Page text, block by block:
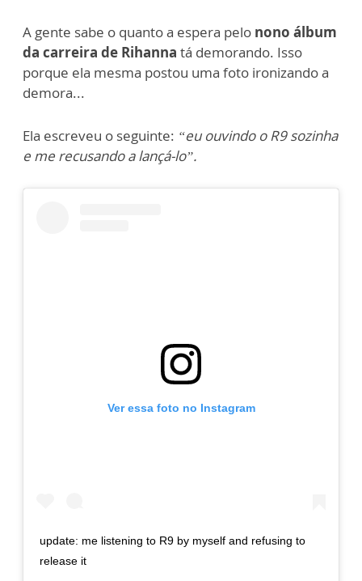
A gente sabe o quanto a espera pelo nono álbum
da carreira de Rihanna tá demorando. Isso
porque ela mesma postou uma foto ironizando a
demora...
Ela escreveu o seguinte: “eu ouvindo o R9 sozinha
e me recusando a lançá-lo”.
Ver essa foto no Instagram
update: me listening to R9 by myself and refusing to
release it